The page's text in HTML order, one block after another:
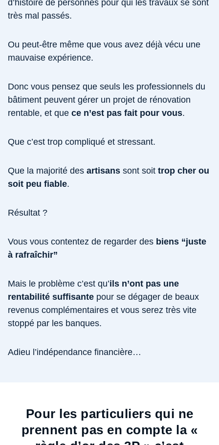
d’histoire de personnes pour qui les travaux se sont
très mal passés.
Ou peut-être même que vous avez déjà vécu une
mauvaise expérience.
Donc vous pensez que seuls les professionnels du
bâtiment peuvent gérer un projet de rénovation
rentable, et que ce n’est pas fait pour vous.
Que c’est trop compliqué et stressant.
Que la majorité des artisans sont soit trop cher ou
soit peu fiable.
Résultat ?
Vous vous contentez de regarder des biens “juste
à rafraîchir”
Mais le problème c’est qu’ils n’ont pas une
rentabilité suffisante pour se dégager de beaux
revenus complémentaires et vous serez très vite
stoppé par les banques.
Adieu l’indépendance financière…
Pour les particuliers qui ne
prennent pas en compte la «